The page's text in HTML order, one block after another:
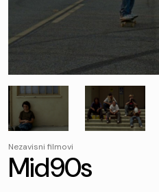
Nezavisni filmovi
Mid90s